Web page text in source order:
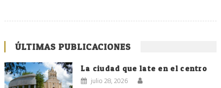
ÚLTIMAS PUBLICACIONES
La ciudad que late en el centro
julio 28, 2026